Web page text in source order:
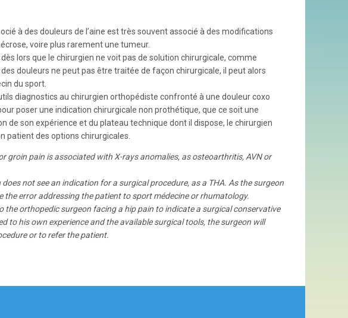
à des douleurs de l’aine est très souvent associé à des modifications
voire plus rarement une tumeur.
lors que le chirurgien ne voit pas de solution chirurgicale, comme
douleurs ne peut pas être traitée de façon chirurgicale, il peut alors
du sport.
diagnostics au chirurgien orthopédiste confronté à une douleur coxo
poser une indication chirurgicale non prothétique, que ce soit une
de son expérience et du plateau technique dont il dispose, le chirurgien
patient des options chirurgicales.
groin pain is associated with X-rays anomalies, as osteoarthritis, AVN or
not see an indication for a surgical procedure, as a THA. As the surgeon
error addressing the patient to sport médecine or rhumatology.
orthopedic surgeon facing a hip pain to indicate a surgical conservative
to his own experience and the available surgical tools, the surgeon will
or to refer the patient.